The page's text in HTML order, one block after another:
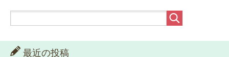
最近の投稿